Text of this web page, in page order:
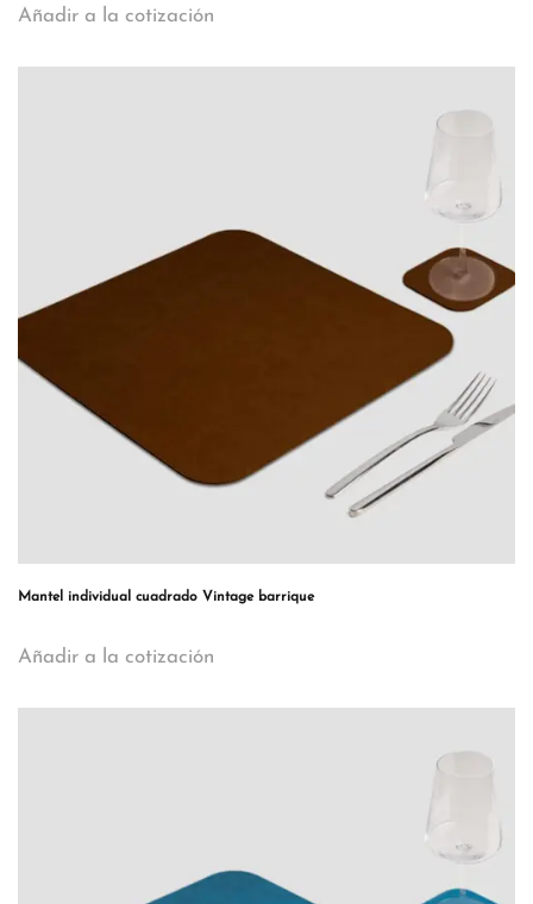
Añadir a la cotización
Mantel individual cuadrado Vintage barrique
Añadir a la cotización